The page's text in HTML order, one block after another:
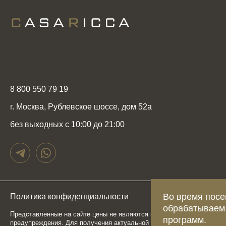
Во время
программ.
8 800 550 79 19
г. Москва, Рублевское шоссе, дом 52а
без выходных с 10:00 до 21:00
Политика конфиденциальности Карта сайта
Представленные на сайте цены не являются публичной офертой,
предупреждения. Для получения актуальной и подробной